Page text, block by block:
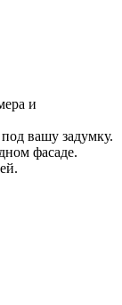
и
вашу задумку.
фасаде.